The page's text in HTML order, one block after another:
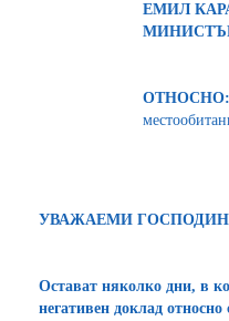
ЕМИЛ
ОТНОСНО:
УВАЖАЕМИ
Остават няколко дни, в
негативен доклад